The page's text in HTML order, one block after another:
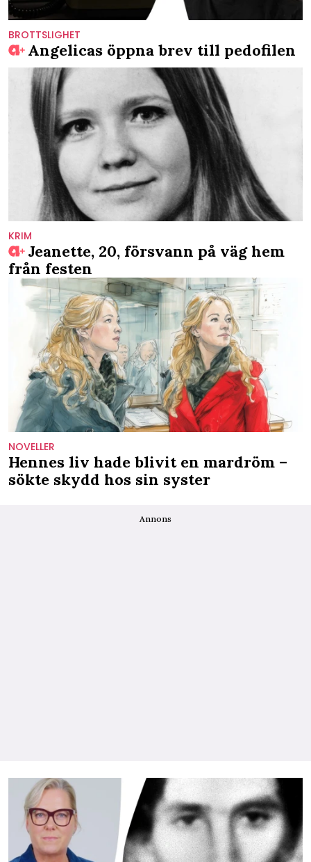
BROTTSLIGHET
Angelicas öppna brev till pedofilen
KRIM
Jeanette, 20, försvann på väg hem
från festen
NOVELLER
Hennes liv hade blivit en mardröm –
sökte skydd hos sin syster
Annons